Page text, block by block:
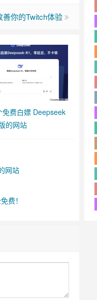
你的Twitch体验
免费白嫖 Deepseek
的网站
网站
费！